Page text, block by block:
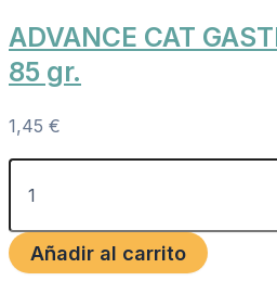
ADVANCE CAT
85 gr.
1,45 €
Añadir al carrito